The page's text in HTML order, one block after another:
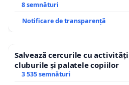
8 semnături
Notificare de transparență
Salvează cercurile cu
cluburile și palatele copiilor
3 535 semnături